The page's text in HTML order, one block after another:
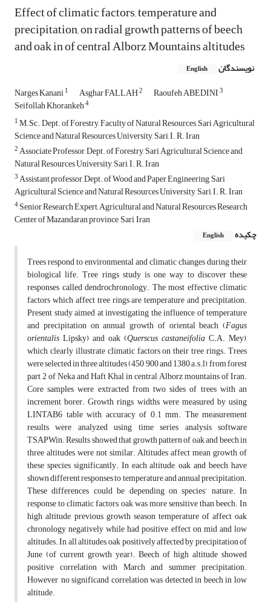
Effect of climatic factors, temperature and
precipitation, on radial growth patterns of beech
and oak in of central Alborz Mountains altitudes
نویسندگان English
Narges Kanani1 Asghar FALLAH2 Raoufeh ABEDINI3
Seifollah Khorankeh4
1M.Sc., Dept. of Forestry, Faculty of Natural Resources, Sari Agricultural
Science and Natural Resources University, Sari, I. R. Iran
2Associate Professor, Dept. of Forestry, Sari Agricultural Science and
Natural Resources University, Sari, I. R. Iran
3Assistant professor, Dept. of Wood and Paper Engineering, Sari
Agricultural Science and Natural Resources University, Sari, I. R. Iran
4Senior Research Expert, Agricultural and Natural Resources Research
Center of Mazandaran province, Sari, Iran
چکیده
English
Trees respond to environmental and climatic changes during their
biological life. Tree rings study is one way to discover these
responses called dendrochronology. The most effective climatic
factors which affect tree rings are temperature and precipitation.
Present study aimed at investigating the influence of temperature
and precipitation on annual growth of oriental beach (Fagus
orientalis Lipsky) and oak (Querscus castaneifolia C.A. Mey),
which clearly illustrate climatic factors on their tree rings. Trees
were selected in three altitudes (450, 900 and 1380 a.s.l), from forest
part 2 of Neka and Haft Khal in central Alborz mountains of Iran.
Core samples were extracted from two sides of trees with an
increment borer. Growth rings widths were measured by using
LINTAB6 table with accuracy of 0.1 mm. The measurement
results were analyzed using time series analysis software
TSAPWin. Results showed that growth pattern of oak and beech in
three altitudes were not similar. Altitudes affect mean growth of
these species significantly. In each altitude, oak and beech have
shown different responses to temperature and annual precipitation.
These differences could be depending on species’ nature. In
response to climatic factors, oak was more sensitive than beech. In
high altitude, previous growth season temperature of affect oak
chronology negatively while had positive effect on mid and low
altitudes. In all altitudes, oak positively affected by precipitation of
June (of current growth year). Beech of high altitude showed
positive correlation with March and summer precipitation.
However, no significand correlation was detected in beech in low
altitude.